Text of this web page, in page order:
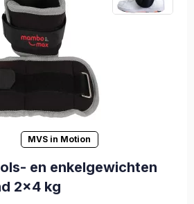
MVS in Motion
en enkelgewichten
2x4 kg